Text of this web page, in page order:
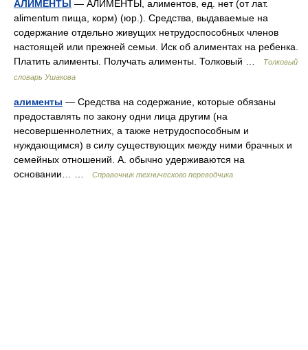
АЛИМЕНТЫ — АЛИМЕНТЫ, алиментов, ед. нет (от лат.
alimentum пища, корм) (юр.). Средства, выдаваемые на
содержание отдельно живущих нетрудоспособных членов
настоящей или прежней семьи. Иск об алиментах на ребенка.
Платить алименты. Получать алименты. Толковый …
Толковый
словарь Ушакова
алименты — Средства на содержание, которые обязаны
предоставлять по закону одни лица другим (на
несовершеннолетних, а также нетрудоспособным и
нуждающимся) в силу существующих между ними брачных и
семейных отношений. А. обычно удерживаются на
основании… …
Справочник технического переводчика